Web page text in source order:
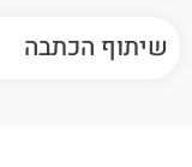
שיתוף הכתבה